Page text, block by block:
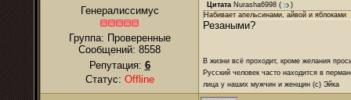
Генералиссимус
Группа: Проверенные
Сообщений: 8558
Репутация: 6
Статус: Offline
Цитата Nurasha6998 (
)
Набивает апельсинами, айвой и яблоками
Резаными?
В жизни всё проходит, кроме желания
Русский человек часто находится в
лица у наших мужчин и женщин (с) Эйка